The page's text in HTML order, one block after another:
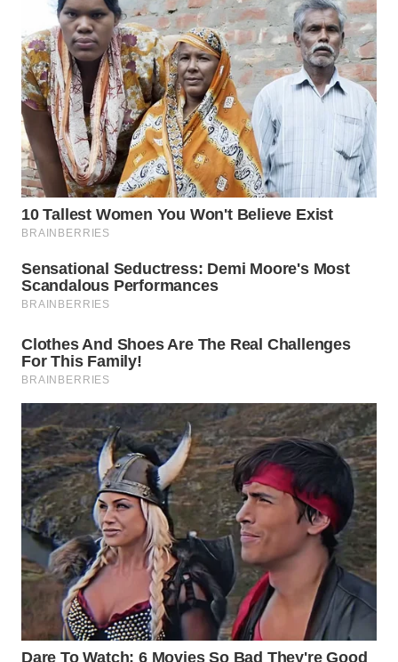
KONSUMEN
WAHANA
LISTRIK
WAHANA
TRAVEL
WAHANA
TV
ID
CO ID
WAHANANEWS
NET
WAHANA
SPORT
WAHANA
UMKM
WAHANA
SELEB
WAHANA